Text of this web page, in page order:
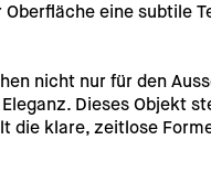
eine subtile
nicht nur für den
Dieses Objekt
die klare, zeitlose